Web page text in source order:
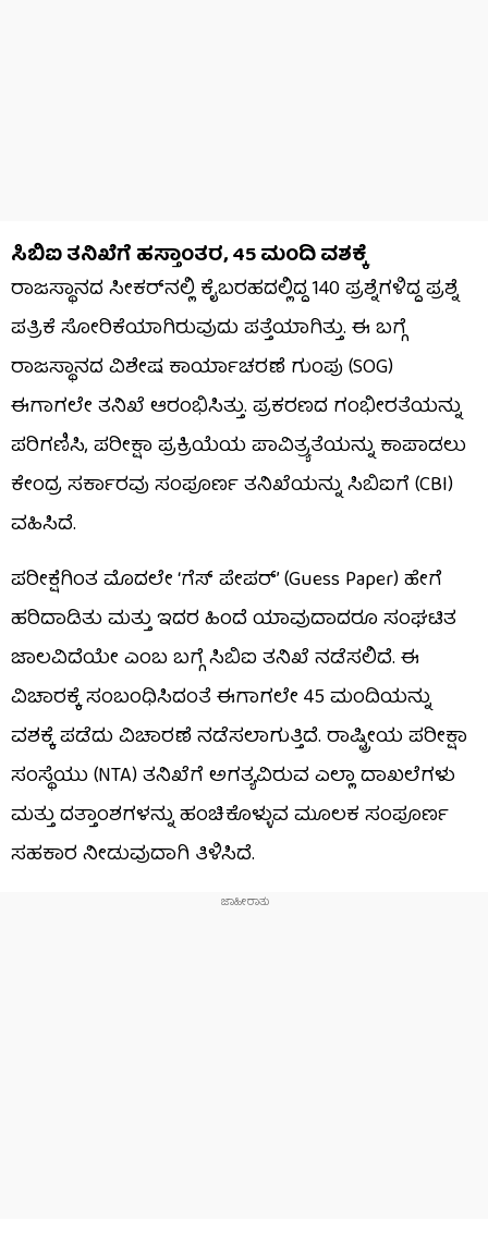
ಸಿಬಿಐ ತನಿಖೆಗೆ ಹಸ್ತಾಂತರ, 45 ಮಂದಿ ವಶಕ್ಕೆ
ರಾಜಸ್ಥಾನದ ಸೀಕರ್‌ನಲ್ಲಿ ಕೈಬರಹದಲ್ಲಿದ್ದ 140 ಪ್ರಶ್ನೆಗಳಿದ್ದ ಪ್ರಶ್ನೆ
ಪತ್ರಿಕೆ ಸೋರಿಕೆಯಾಗಿರುವುದು ಪತ್ತೆಯಾಗಿತ್ತು. ಈ ಬಗ್ಗೆ
ರಾಜಸ್ಥಾನದ ವಿಶೇಷ ಕಾರ್ಯಾಚರಣೆ ಗುಂಪು (SOG)
ಈಗಾಗಲೇ ತನಿಖೆ ಆರಂಭಿಸಿತ್ತು. ಪ್ರಕರಣದ ಗಂಭೀರತೆಯನ್ನು
ಪರಿಗಣಿಸಿ, ಪರೀಕ್ಷಾ ಪ್ರಕ್ರಿಯೆಯ ಪಾವಿತ್ರ್ಯತೆಯನ್ನು ಕಾಪಾಡಲು
ಕೇಂದ್ರ ಸರ್ಕಾರವು ಸಂಪೂರ್ಣ ತನಿಖೆಯನ್ನು ಸಿಬಿಐಗೆ (CBI)
ವಹಿಸಿದೆ.
ಪರೀಕ್ಷೆಗಿಂತ ಮೊದಲೇ ‘ಗೆಸ್ ಪೇಪರ್’ (Guess Paper) ಹೇಗೆ
ಹರಿದಾಡಿತು ಮತ್ತು ಇದರ ಹಿಂದೆ ಯಾವುದಾದರೂ ಸಂಘಟಿತ
ಜಾಲವಿದೆಯೇ ಎಂಬ ಬಗ್ಗೆ ಸಿಬಿಐ ತನಿಖೆ ನಡೆಸಲಿದೆ. ಈ
ವಿಚಾರಕ್ಕೆ ಸಂಬಂಧಿಸಿದಂತೆ ಈಗಾಗಲೇ 45 ಮಂದಿಯನ್ನು
ವಶಕ್ಕೆ ಪಡೆದು ವಿಚಾರಣೆ ನಡೆಸಲಾಗುತ್ತಿದೆ. ರಾಷ್ಟ್ರೀಯ ಪರೀಕ್ಷಾ
ಸಂಸ್ಥೆಯು (NTA) ತನಿಖೆಗೆ ಅಗತ್ಯವಿರುವ ಎಲ್ಲಾ ದಾಖಲೆಗಳು
ಮತ್ತು ದತ್ತಾಂಶಗಳನ್ನು ಹಂಚಿಕೊಳ್ಳುವ ಮೂಲಕ ಸಂಪೂರ್ಣ
ಸಹಕಾರ ನೀಡುವುದಾಗಿ ತಿಳಿಸಿದೆ.